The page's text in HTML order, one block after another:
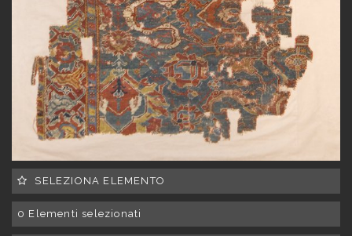
SELEZIONA ELEMENTO
0 Elementi selezionati